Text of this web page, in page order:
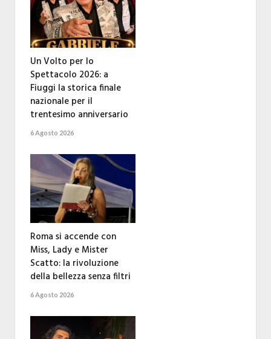
Un Volto per lo
Spettacolo 2026: a
Fiuggi la storica finale
nazionale per il
trentesimo anniversario
6 Agosto 2026
Roma si accende con
Miss, Lady e Mister
Scatto: la rivoluzione
della bellezza senza filtri
6 Agosto 2026